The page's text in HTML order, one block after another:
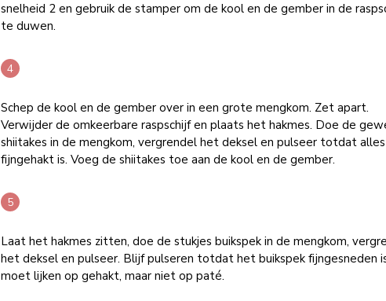
snelheid 2 en gebruik de stamper om de kool en de gember in de
te duwen.
Schep de kool en de gember over in een grote mengkom. Zet apart.
Verwijder de omkeerbare raspschijf en plaats het hakmes. Doe de
shiitakes in de mengkom, vergrendel het deksel en pulseer totdat alles
fijngehakt is. Voeg de shiitakes toe aan de kool en de gember.
Laat het hakmes zitten, doe de stukjes buikspek in de mengkom,
het deksel en pulseer. Blijf pulseren totdat het buikspek fijngesneden
moet lijken op gehakt, maar niet op paté.